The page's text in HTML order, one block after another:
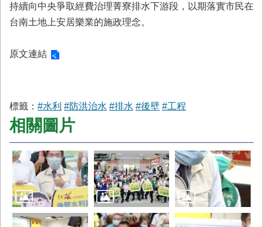
持續向中央爭取經費治理菁寮排水下游段，以期落實市民在
台南土地上安居樂業的施政理念。
原文連結
標籤： #水利 #防洪治水 #排水 #後壁 #工程
相關圖片